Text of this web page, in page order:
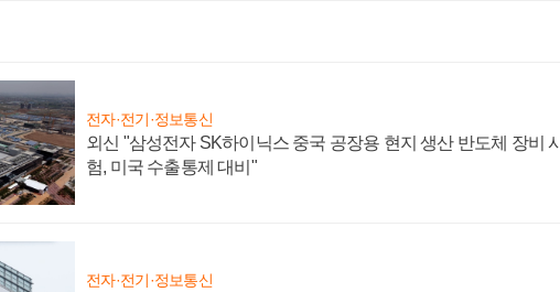
전자·전기·정보통신
외신 "삼성전자 SK하이닉스 중국 공장용 현지 생산 반도체 장비 시
험, 미국 수출통제 대비"
전자·전기·정보통신